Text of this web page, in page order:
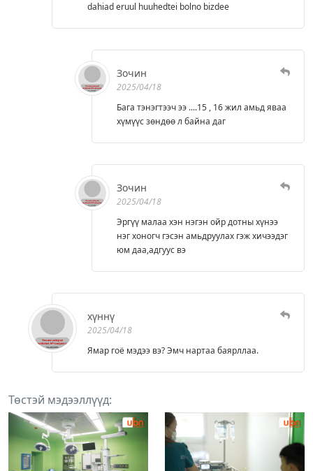
dahiad eruul huuhedtei bolno bizdee
Зочин
2025/04/18
Бага тэнэгтээч ээ ....15 , 16 жил амьд яваа
хүмүүс зөндөө л байна даг
Зочин
2025/04/18
Эргүү малаа хэн нэгэн ойр дотны хүнээ
нэг хоногч гэсэн амьдруулах гэж хичээдэг
юм даа,адгуус вэ
хүннү
2025/04/18
Ямар гоё мэдээ вэ? Эмч нартаа баярллаа.
Төстэй мэдээллүүд: